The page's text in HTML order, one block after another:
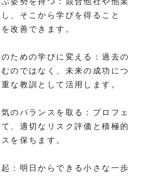
、そこから学びを得ること
改善できます。
ための学びに変える：過去の
のではなく、未来の成功につ
な教訓として活用します。
のバランスを取る：プロフェ
、適切なリスク評価と積極的
を保ちます。
：明日からできる小さな一歩